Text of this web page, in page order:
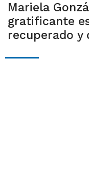
Mariela
gratificante
recuperado y